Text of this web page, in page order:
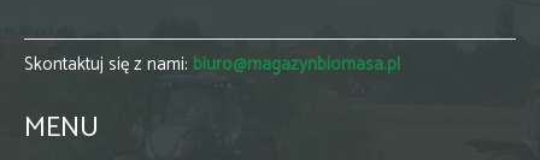
Skontaktuj się z nami: biuro@magazynbiomasa.pl
MENU